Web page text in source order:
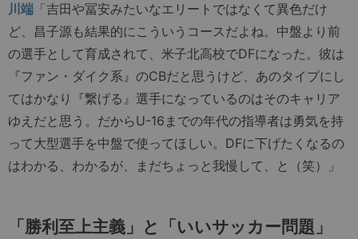
川端 「吉田や冨安みたいなエリートではなくて異色だけ
ど、昌子源も結果的にこういうコースだよね。中盤より前
の選手として育成されて、米子北高校でDFになった。彼は
『ファン・ダイク系』のCBだと思うけど、あのタイプにし
てはかなり『繋げる』選手になっているのはそのキャリア
ゆえだと思う。だからU-16までの年代の指導者は勇気を持
って大型選手を中盤で使ってほしい。DFに下げたくなるの
はわかる、わかるが、まだちょっと我慢して、と（笑）」
「勝利至上主義」と「いいサッカー問題」